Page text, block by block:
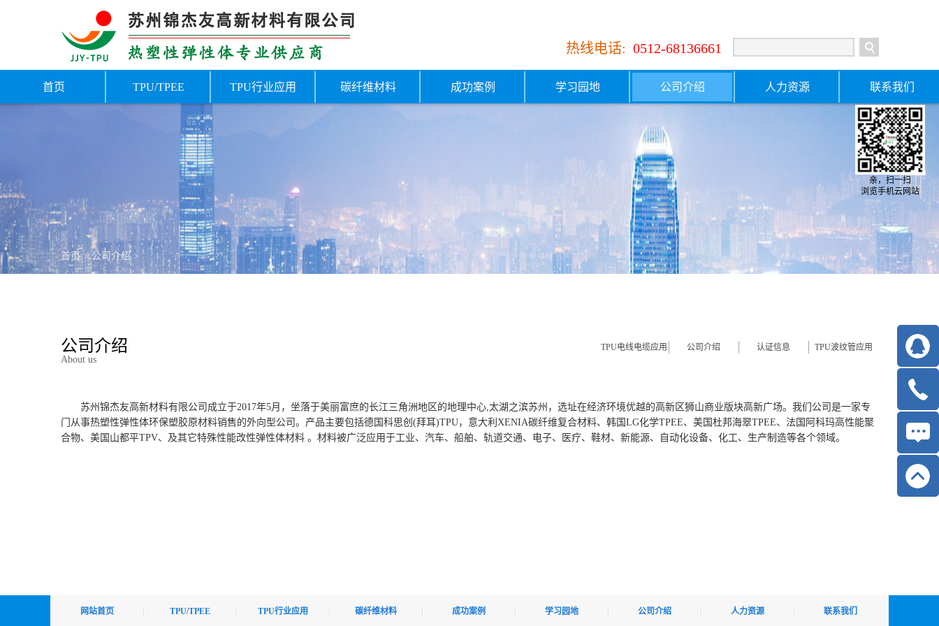
热线电话: 0512-68136661
首页 TPU/TPEE TPU行业应用 碳纤维材料 成功案例 学习园地 公司介绍 人力资源 联系我们
首页 > 公司介绍 >
公司介绍
About us
TPU电线电缆应用 公司介绍 认证信息 TPU波纹管应用
苏州锦杰友高新材料有限公司成立于2017年5月，坐落于美丽富庶的长江三角洲地区的地理中心,太湖之滨苏州，选址在经济环境优越的高新区狮山商业版块高新广场。我们公司是一家专
门从事热塑性弹性体环保塑胶原材料销售的外向型公司。产品主要包括德国科思创(拜耳)TPU，意大利XENIA碳纤维复合材料、韩国LG化学TPEE、美国杜邦海翠TPEE、法国阿科玛高性能聚
合物、美国山都平TPV、及其它特殊性能改性弹性体材料 。材料被广泛应用于工业、汽车、船舶、轨道交通、电子、医疗、鞋材、新能源、自动化设备、化工、生产制造等各个领域。
网站首页 TPU/TPEE TPU行业应用 碳纤维材料 成功案例 学习园地 公司介绍 人力资源 联系我们
亲，扫一扫
浏览手机云网站